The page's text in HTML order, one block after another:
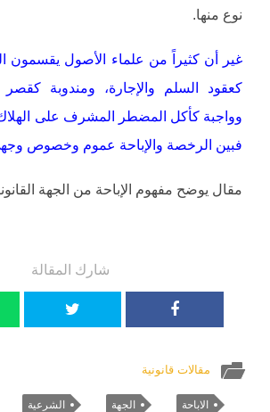
نوع منها.
غير أن كثيراً من علماء الأصول يقسمون
كعقود السلم والإجارة، ومندوبة كقصر
وواجبة كأكل المضطر المشرف على الهلاك
فبين الرخصة والإباحة عموم وخصوص
مقال يوضح مفهوم الإباحة من الجهة
شارك المقالة
مقالات قانونية
الاباحة الجهة الشرعية